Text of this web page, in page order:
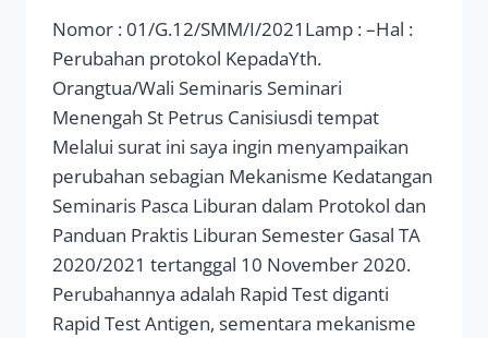
Nomor : 01/G.12/SMM/I/2021Lamp : –Hal :
Perubahan protokol KepadaYth.
Orangtua/Wali Seminaris Seminari
Menengah St Petrus Canisiusdi tempat
Melalui surat ini saya ingin menyampaikan
perubahan sebagian Mekanisme Kedatangan
Seminaris Pasca Liburan dalam Protokol dan
Panduan Praktis Liburan Semester Gasal TA
2020/2021 tertanggal 10 November 2020.
Perubahannya adalah Rapid Test diganti
Rapid Test Antigen, sementara mekanisme